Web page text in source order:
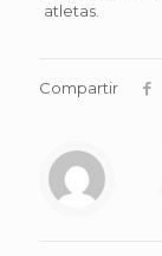
atletas.
Compartir